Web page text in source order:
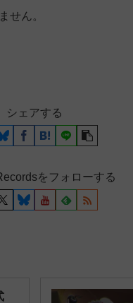
せん。
シェアする
をフォローする